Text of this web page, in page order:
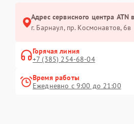
Адрес сервисного центра ATN
г. Барнаул, ​пр. Космонавтов, 6в
Горячая линия
+7 (385) 254-68-04
Время работы
Ежедневно с 9:00 до 21:00